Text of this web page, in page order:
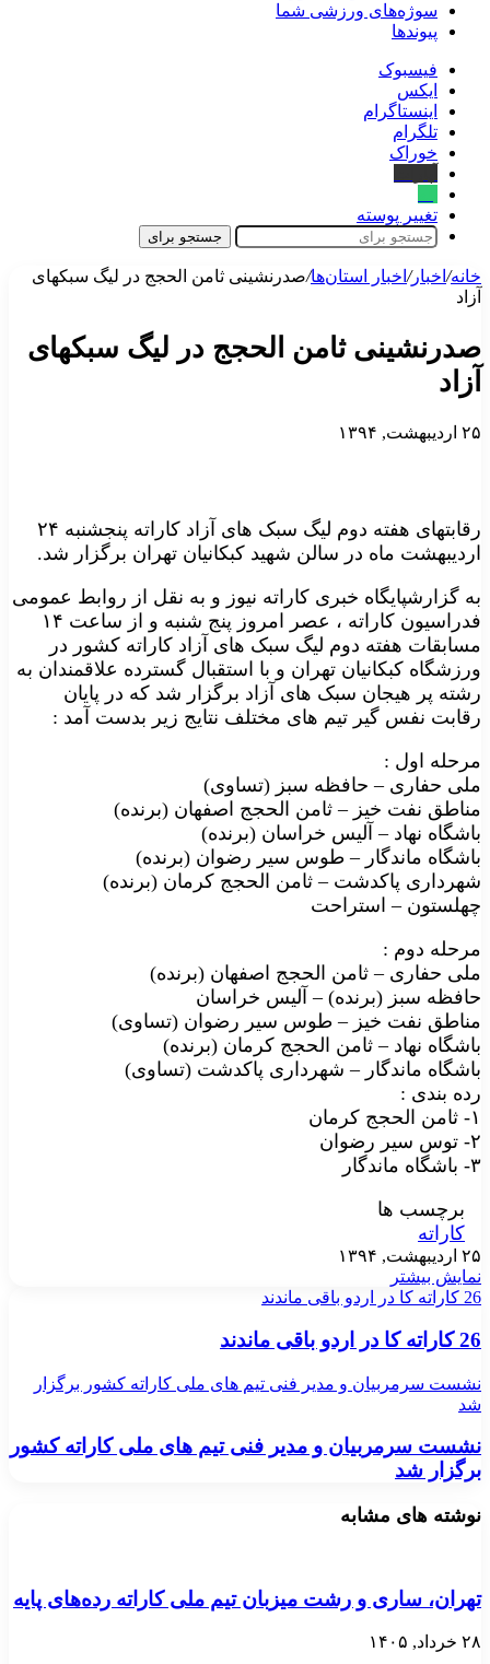
سوژه‌های ورزشی شما
پیوندها
فیسبوک
ایکس
اینستاگرام
تلگرام
خوراک
تغییر پوسته
جستجو برای
خانه/ اخبار/ اخبار استان‌ها/صدرنشینی ثامن الحجج در لیگ سبکهای
آزاد
صدرنشینی ثامن الحجج در لیگ سبکهای
آزاد
۲۵ اردیبهشت, ۱۳۹۴
رقابتهای هفته دوم لیگ سبک های آزاد کاراته پنجشنبه ۲۴
اردیبهشت ماه در سالن شهید کبکانیان تهران برگزار شد.
به گزارشپایگاه خبری کاراته نیوز و به نقل از روابط عمومی
فدراسیون کاراته ، عصر امروز پنج شنبه و از ساعت ۱۴
مسابقات هفته دوم لیگ سبک های آزاد کاراته کشور در
ورزشگاه کبکانیان تهران و با استقبال گسترده علاقمندان به
رشته پر هیجان سبک های آزاد برگزار شد که در پایان
رقابت نفس گیر تیم های مختلف نتایج زیر بدست آمد :
مرحله اول :
ملی حفاری – حافظه سبز (تساوی)
مناطق نفت خیز – ثامن الحجج اصفهان (برنده)
باشگاه نهاد – آلیس خراسان (برنده)
باشگاه ماندگار – طوس سیر رضوان (برنده)
شهرداری پاکدشت – ثامن الحجج کرمان (برنده)
چهلستون – استراحت
مرحله دوم :
ملی حفاری – ثامن الحجج اصفهان (برنده)
حافظه سبز (برنده) – آلیس خراسان
مناطق نفت خیز – طوس سیر رضوان (تساوی)
باشگاه نهاد – ثامن الحجج کرمان (برنده)
باشگاه ماندگار – شهرداری پاکدشت (تساوی)
رده بندی :
۱- ثامن الحجج کرمان
۲- توس سیر رضوان
۳- باشگاه ماندگار
برچسب ها
کاراته
۲۵ اردیبهشت, ۱۳۹۴
نمایش بیشتر
26 کاراته کا در اردو باقی ماندند
26 کاراته کا در اردو باقی ماندند
نشست سرمربیان و مدیر فنی تیم های ملی کاراته کشور برگزار
شد
نشست سرمربیان و مدیر فنی تیم های ملی کاراته کشور
برگزار شد
نوشته های مشابه
تهران، ساری و رشت میزبان تیم ملی کاراته رده‌های پایه
۲۸ خرداد, ۱۴۰۵